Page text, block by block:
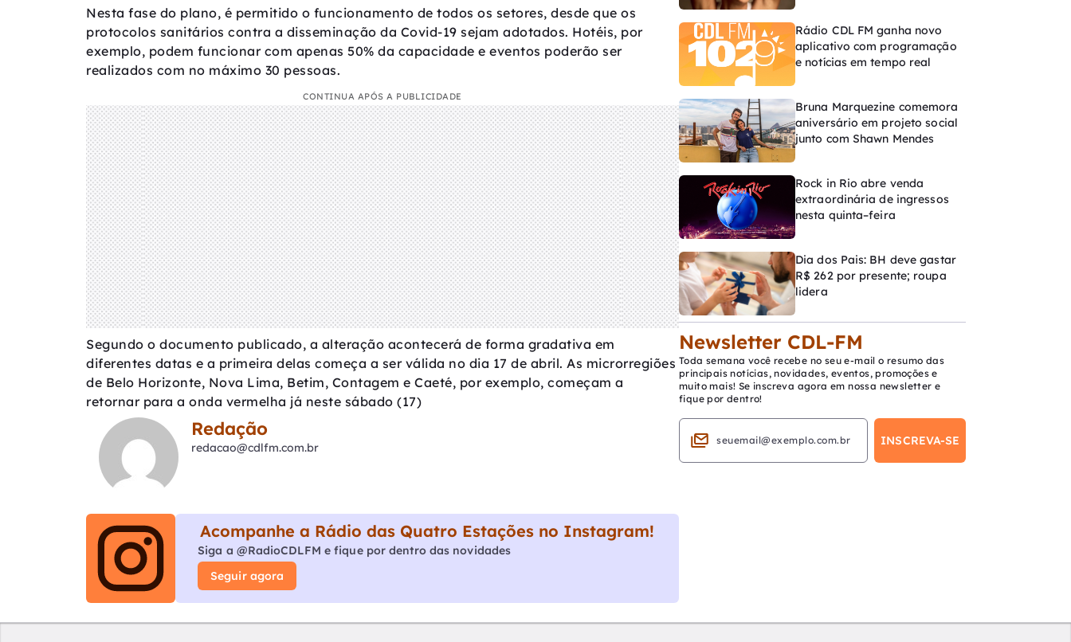
Nesta fase do plano, é permitido o funcionamento de todos os setores, desde que os
protocolos sanitários contra a disseminação da Covid-19 sejam adotados. Hotéis, por
exemplo, podem funcionar com apenas 50% da capacidade e eventos poderão ser
realizados com no máximo 30 pessoas.
CONTINUA APÓS A PUBLICIDADE
Segundo o documento publicado, a alteração acontecerá de forma gradativa em
diferentes datas e a primeira delas começa a ser válida no dia 17 de abril. As microrregiões
de Belo Horizonte, Nova Lima, Betim, Contagem e Caeté, por exemplo, começam a
retornar para a onda vermelha já neste sábado (17)
Redação
redacao@cdlfm.com.br
Acompanhe a Rádio das Quatro Estações no Instagram!
Siga a @RadioCDLFM e fique por dentro das novidades
Seguir agora
Rádio CDL FM ganha novo
aplicativo com programação
e notícias em tempo real
Bruna Marquezine comemora
aniversário em projeto social
junto com Shawn Mendes
Rock in Rio abre venda
extraordinária de ingressos
nesta quinta–feira
Dia dos Pais: BH deve gastar
R$ 262 por presente; roupa
lidera
Newsletter CDL-FM
Toda semana você recebe no seu e-mail o resumo das
principais notícias, novidades, eventos, promoções e
muito mais! Se inscreva agora em nossa newsletter e
fique por dentro!